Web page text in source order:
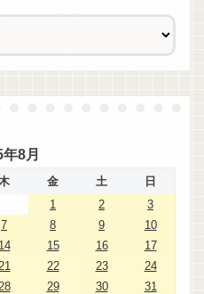
8月
金 土
日
1
2
3
7 8 9
10
14 15 16
17
21 22 23
24
28 29 30 31